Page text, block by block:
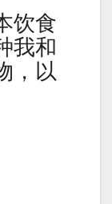
饮食
我和
，以